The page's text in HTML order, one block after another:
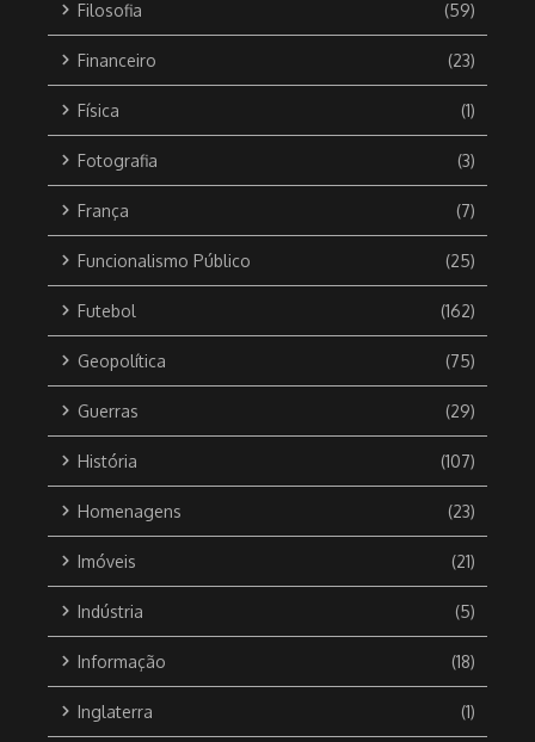
Filosofia (59)
Financeiro (23)
Física (1)
Fotografia (3)
França (7)
Funcionalismo Público (25)
Futebol (162)
Geopolítica (75)
Guerras (29)
História (107)
Homenagens (23)
Imóveis (21)
Indústria (5)
Informação (18)
Inglaterra (1)